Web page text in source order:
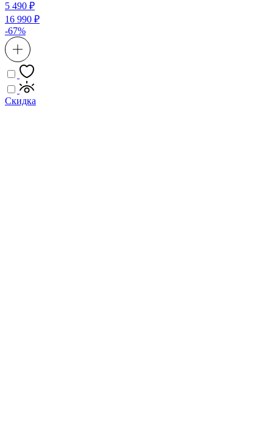
5 490 ₽
16 990 ₽
-67%
Скидка